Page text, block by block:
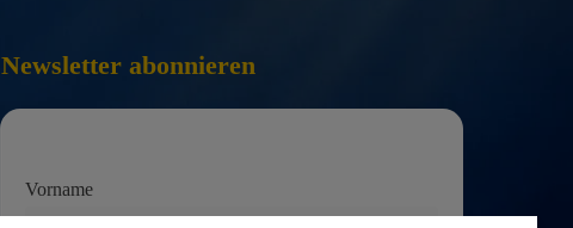
Newsletter abonnieren
Vorname